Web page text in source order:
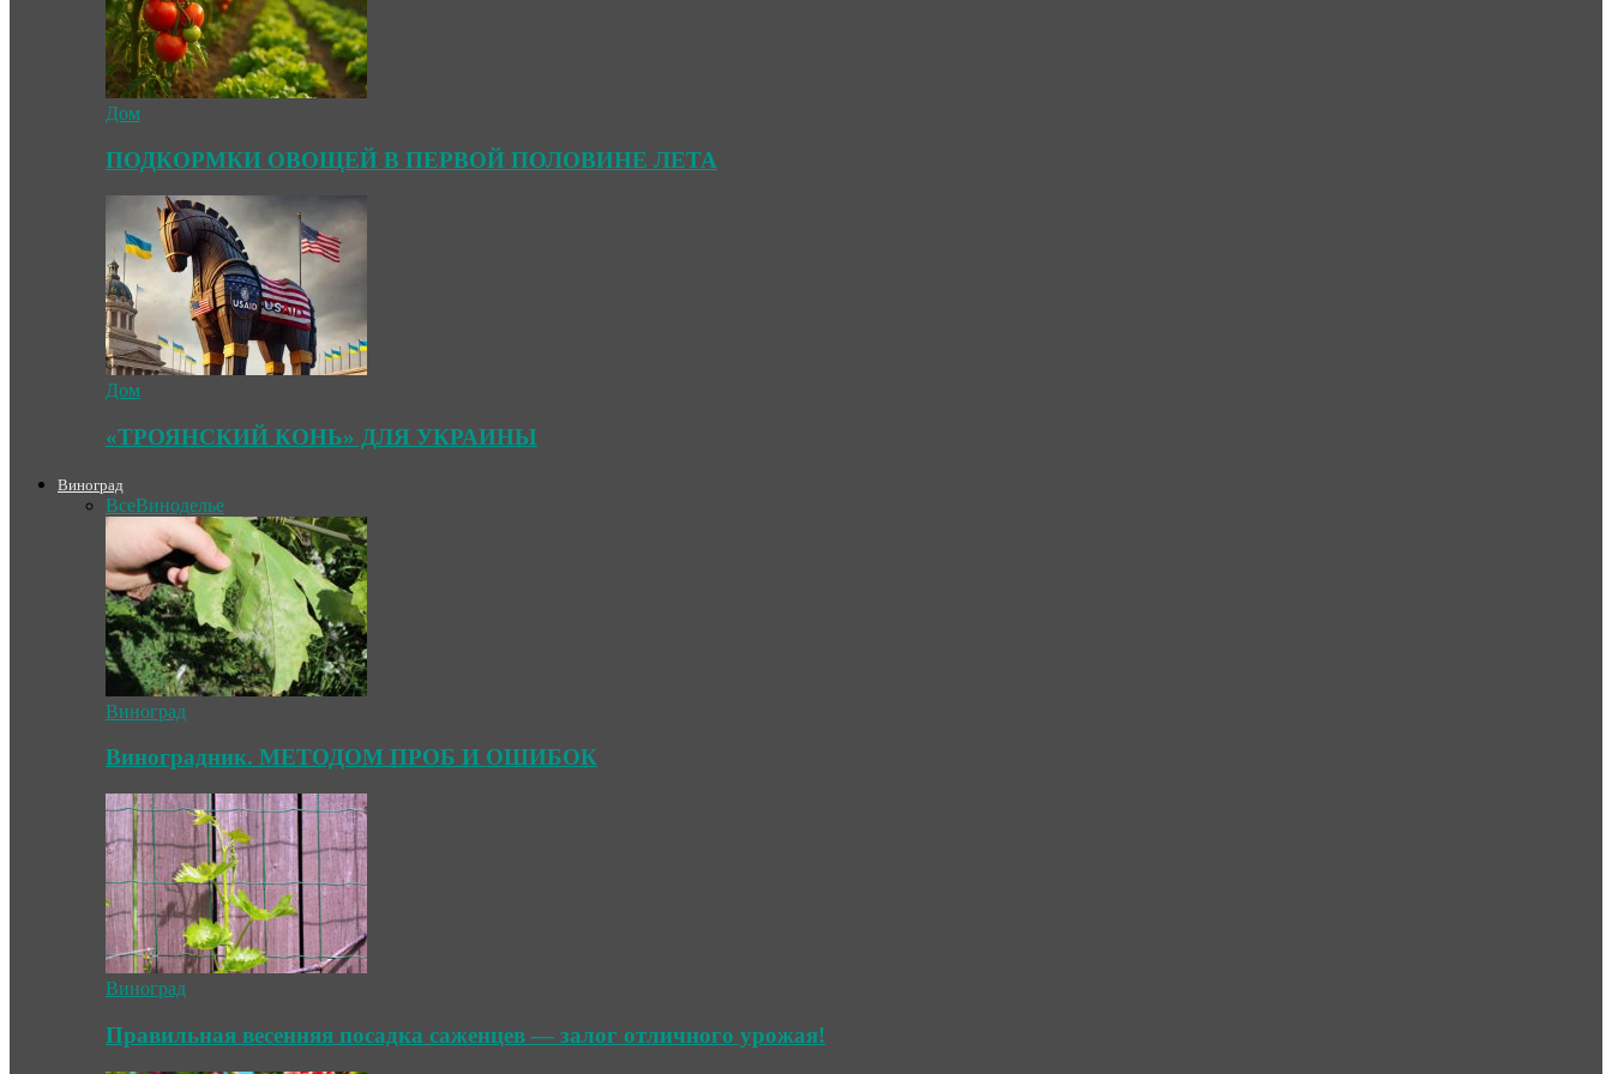
Дом
ПОДКОРМКИ ОВОЩЕЙ В ПЕРВОЙ ПОЛОВИНЕ ЛЕТА
Дом
«ТРОЯНСКИЙ КОНЬ» ДЛЯ УКРАИНЫ
Виноград
ВсеВиноделье
Виноград
Виноградник. МЕТОДОМ ПРОБ И ОШИБОК
Виноград
Правильная весенняя посадка саженцев — залог отличного урожая!